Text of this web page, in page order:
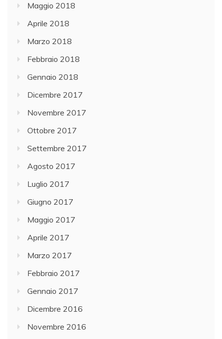
Maggio 2018
Aprile 2018
Marzo 2018
Febbraio 2018
Gennaio 2018
Dicembre 2017
Novembre 2017
Ottobre 2017
Settembre 2017
Agosto 2017
Luglio 2017
Giugno 2017
Maggio 2017
Aprile 2017
Marzo 2017
Febbraio 2017
Gennaio 2017
Dicembre 2016
Novembre 2016